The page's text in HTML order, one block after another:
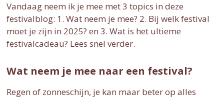
Vandaag neem ik je mee met 3 topics in deze
festivalblog: 1. Wat neem je mee? 2. Bij welk festival
moet je zijn in 2025? en 3. Wat is het ultieme
festivalcadeau? Lees snel verder.
Wat neem je mee naar een festival?
Regen of zonneschijn, je kan maar beter op alles